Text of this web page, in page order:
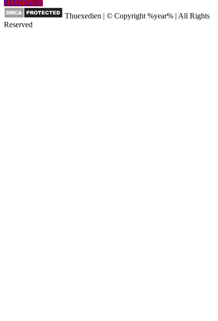
0333755395
Thuexedien | © Copyright %year% | All Rights
Reserved